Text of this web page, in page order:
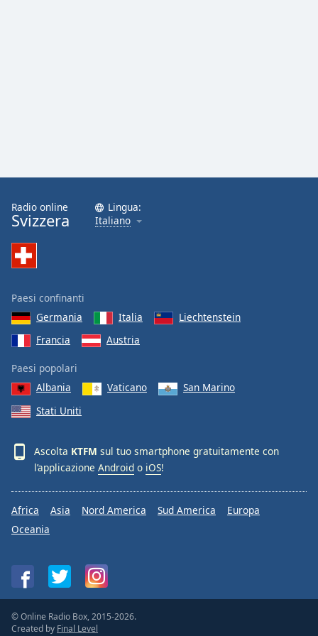
Radio online
Svizzera
Lingua:
Italiano
Paesi confinanti
Germania
Italia
Liechtenstein
Francia
Austria
Paesi popolari
Albania
Vaticano
San Marino
Stati Uniti
Ascolta KTFM sul tuo smartphone gratuitamente con
l’applicazione Android o iOS!
Africa Asia Nord America Sud America
Europa
Oceania
© Online Radio Box, 2015-2026.
Created by Final Level